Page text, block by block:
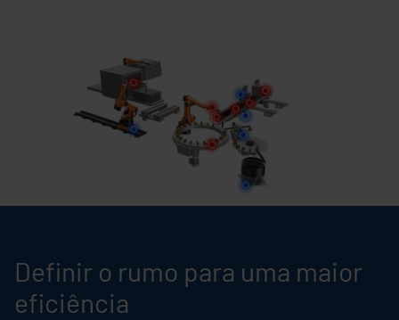
Definir o rumo para uma maior
eficiência